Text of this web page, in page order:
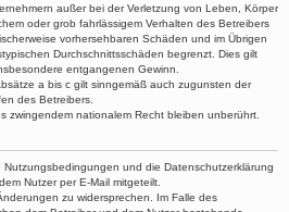
außer bei der Verletzung von Leben, Körper
oder grob fahrlässigem Verhalten des Betreibers
vorhersehbaren Schäden und im Übrigen
Durchschnittsschäden begrenzt. Dies gilt
entgangenen Gewinn.
a bis c gilt sinngemäß auch zugunsten der
des Betreibers.
zwingendem nationalem Recht bleiben unberührt.
und die Datenschutzerklärung
Nutzer per E-Mail mitgeteilt.
zu widersprechen. Im Falle des